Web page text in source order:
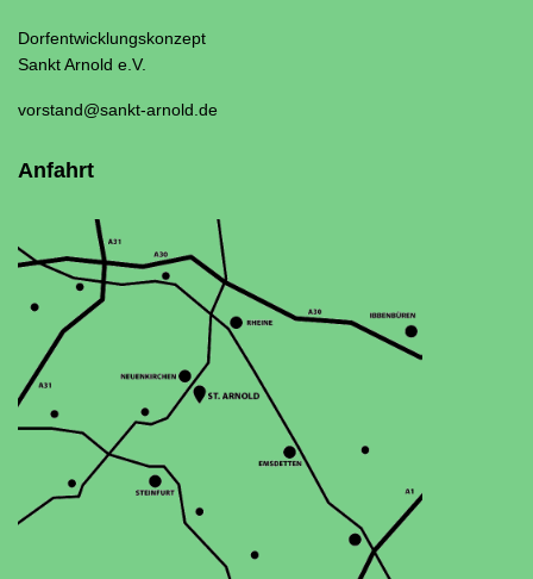
Dorfentwicklungskonzept
Sankt Arnold e.V.
vorstand@sankt-arnold.de
Anfahrt